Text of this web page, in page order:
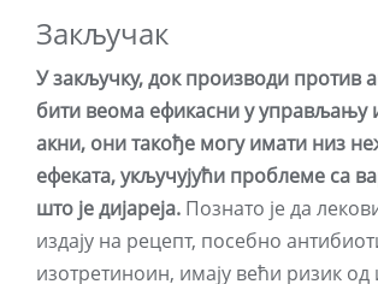
Закључак
У закључку, док производи против
бити веома ефикасни у управљању
акни, они такође могу имати низ
ефеката, укључујући проблеме са
што је дијареја. Познато је да
издају на рецепт, посебно
изотретиноин, имају већи ризик